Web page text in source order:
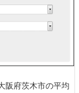
阪府茨木市の平均